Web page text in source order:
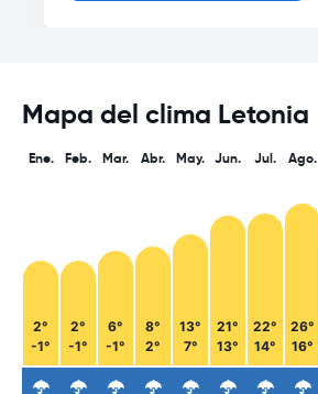
Mapa del clima Letonia
Ene.
2°
-1°
Feb.
2°
-1°
Mar.
6°
-1°
Abr.
8°
2°
May.
13°
7°
Jun.
21°
13°
Jul.
22°
14°
Ago.
26°
16°